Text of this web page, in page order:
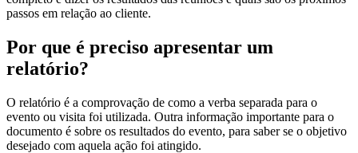
passos em relação ao cliente.
Por que é preciso apresentar um
relatório?
O relatório é a comprovação de como a verba separada para o
evento ou visita foi utilizada. Outra informação importante para o
documento é sobre os resultados do evento, para saber se o objetivo
desejado com aquela ação foi atingido.